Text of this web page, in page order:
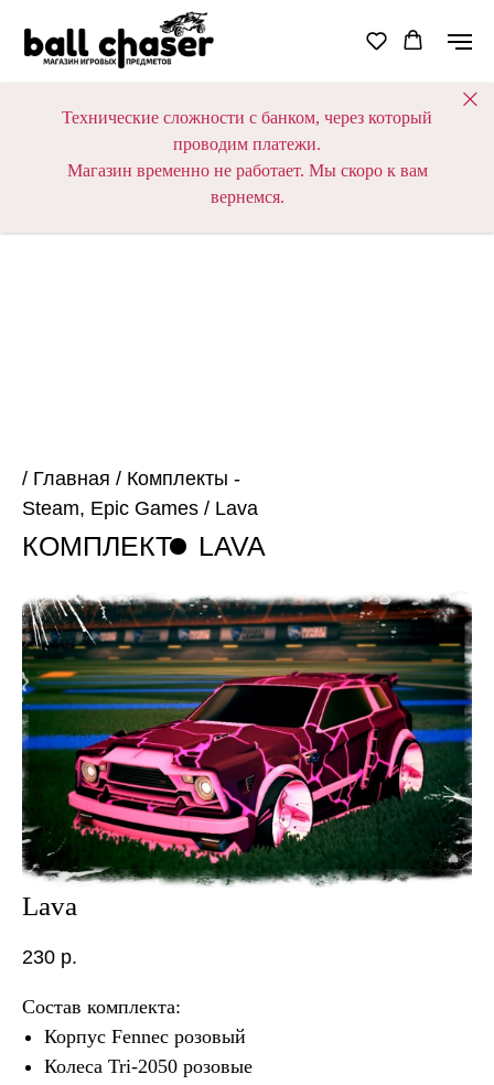
Технические сложности с банком, через который
проводим платежи.
Магазин временно не работает. Мы скоро к вам
вернемся.
КОМПЛЕКТ
/ Главная / Комплекты -
Steam, Epic Games / Lava
LAVA
Lava
230 р.
Состав комплекта:
Корпус Fennec розовый
Колеса Tri-2050 розовые